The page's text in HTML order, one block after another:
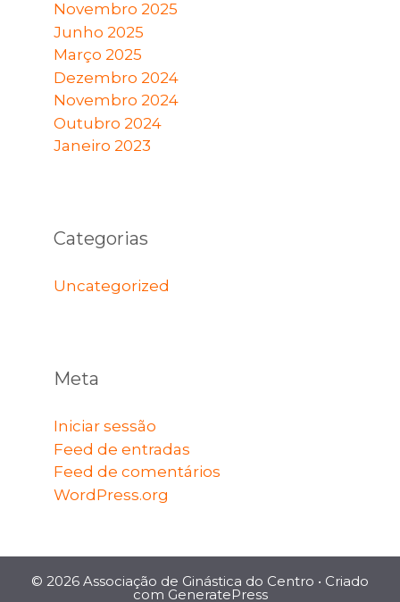
Novembro 2025
Junho 2025
Março 2025
Dezembro 2024
Novembro 2024
Outubro 2024
Janeiro 2023
Categorias
Uncategorized
Meta
Iniciar sessão
Feed de entradas
Feed de comentários
WordPress.org
© 2026 Associação de Ginástica do Centro • Criado
com GeneratePress